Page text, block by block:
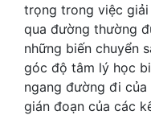
trọng trong việc giải
qua đường thường
những biến chuyển
góc độ tâm lý học
ngang đường đi
gián đoạn của các